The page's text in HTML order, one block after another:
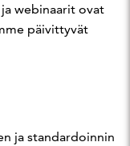
webinaarit ovat
päivittyvät
ja standardoinnin